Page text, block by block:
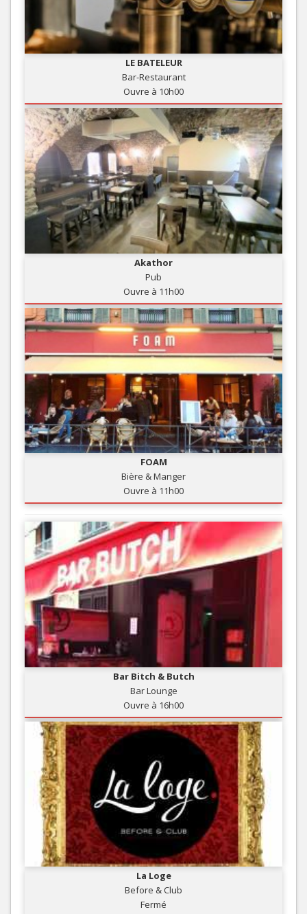
LE BATELEUR
Bar-Restaurant
Ouvre à 10h00
Akathor
Pub
Ouvre à 11h00
FOAM
Bière & Manger
Ouvre à 11h00
Bar Bitch & Butch
Bar Lounge
Ouvre à 16h00
La Loge
Before & Club
Fermé